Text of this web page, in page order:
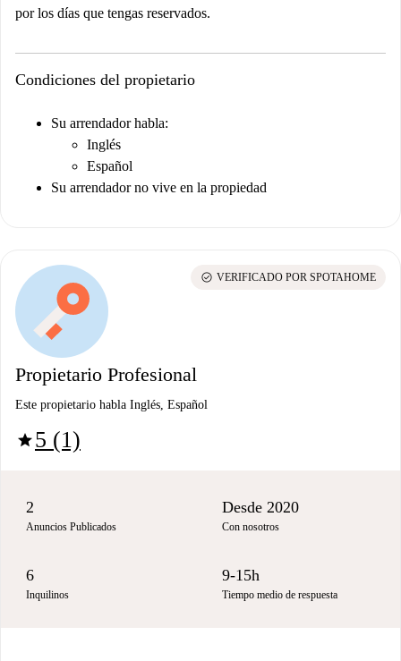
por los días que tengas reservados.
Condiciones del propietario
Su arrendador habla:
Inglés
Español
Su arrendador no vive en la propiedad
Propietario Profesional
Este propietario habla Inglés, Español
star5 (1)
check_circle VERIFICADO POR SPOTAHOME
2
Anuncios Publicados
Desde 2020
Con nosotros
6
Inquilinos
9-15h
Tiempo medio de respuesta